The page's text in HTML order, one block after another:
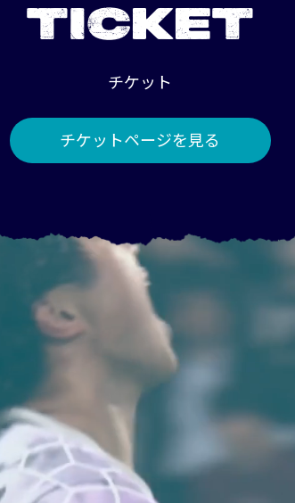
TICKET
チケット
チケットページを見る